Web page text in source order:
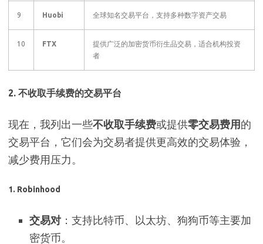
9 Huobi 全球知名交易平台，支持多种数字资产交易
10 FTX
提供广泛的加密货币衍生品交易，适合机构投资
者
2. 不收取手续费的交易平台
现在，我列出一些不收取手续费或提供零交易费用 的
交易平台，它们会为交易者提供更高效的交易体验，
减少费用压力。
1. Robinhood
交易对 ：支持比特币、以太坊、狗狗币等主要加
密货币。